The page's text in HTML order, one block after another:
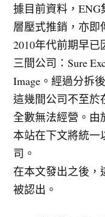
據目前資料，
層壓式推銷，亦即
2010年代前期早
三間公司：Sure
Image。經過分拆
這幾間公司不至於
全數無法經營。由
本站在下文將統一
司。
在本文發出之後，
被認出。